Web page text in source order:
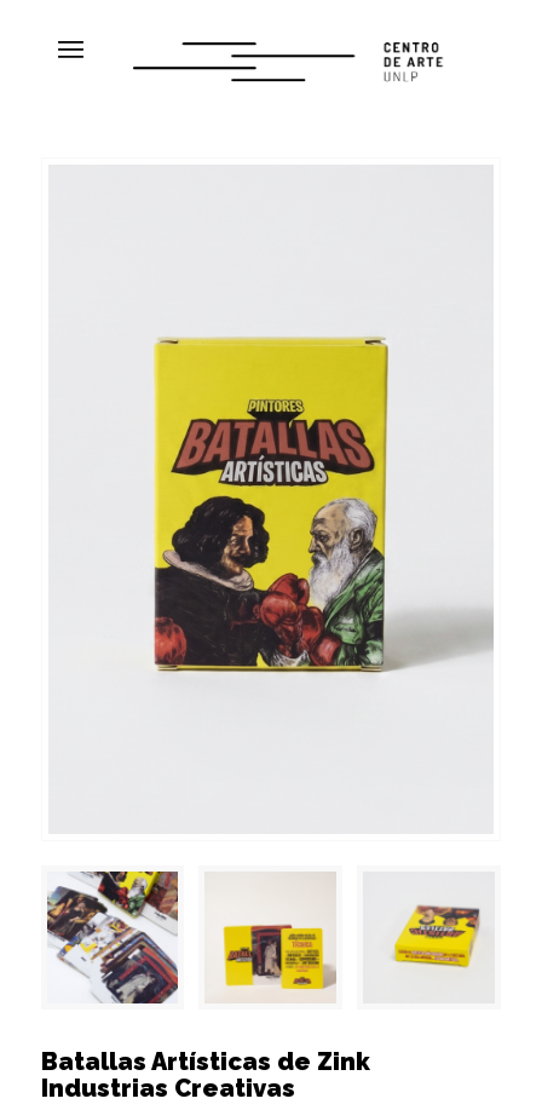
Batallas Artísticas de Zink
Industrias Creativas